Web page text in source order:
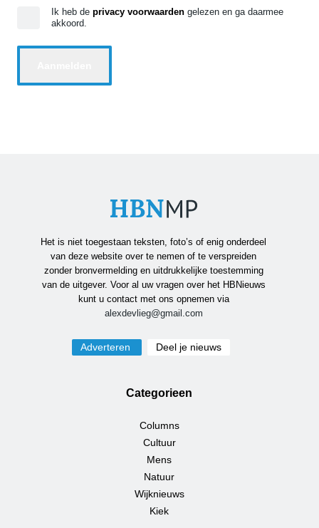
Ik heb de privacy voorwaarden gelezen en ga daarmee
akkoord.
Het is niet toegestaan teksten, foto’s of enig onderdeel
van deze website over te nemen of te verspreiden
zonder bronvermelding en uitdrukkelijke toestemming
van de uitgever. Voor al uw vragen over het HBNieuws
kunt u contact met ons opnemen via
alexdevlieg@gmail.com
Adverteren Deel je nieuws
Categorieen
Columns
Cultuur
Mens
Natuur
Wijknieuws
Kiek